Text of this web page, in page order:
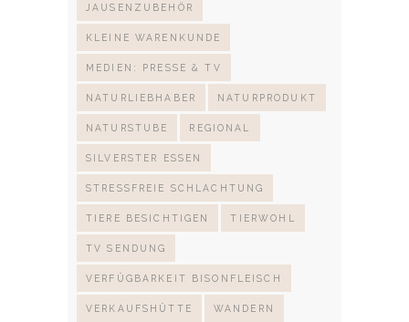
JAUSENZUBEHÖR
KLEINE WARENKUNDE
MEDIEN: PRESSE & TV
NATURLIEBHABER NATURPRODUKT
NATURSTUBE REGIONAL
SILVERSTER ESSEN
STRESSFREIE SCHLACHTUNG
TIERE BESICHTIGEN TIERWOHL
TV SENDUNG
VERFÜGBARKEIT BISONFLEISCH
VERKAUFSHÜTTE WANDERN